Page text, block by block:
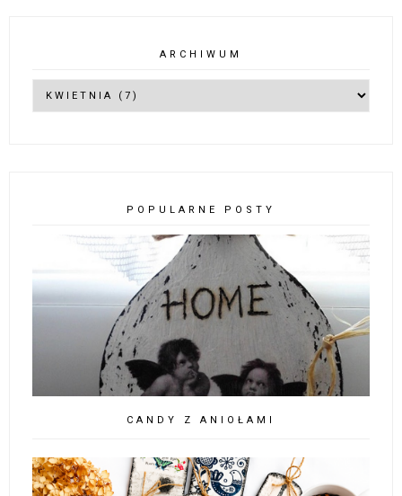
ARCHIWUM
POPULARNE POSTY
CANDY Z ANIOŁAMI